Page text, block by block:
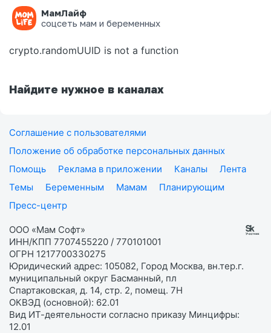
МамЛайф
соцсеть мам и беременных
Ошибка на странице
crypto.randomUUID is not a function
Найдите нужное в каналах
Соглашение с пользователями
Положение об обработке персональных данных
Помощь
Реклама в приложении Каналы
Лента
Темы
Беременным Мамам
Планирующим
Пресс-центр
ООО «Мам Софт»
ИНН/КПП 7707455220 / 770101001
ОГРН 1217700330275
Юридический адрес: 105082, Город Москва, вн.тер.г.
муниципальный округ Басманный, пл
Спартаковская, д. 14, стр. 2, помещ. 7Н
ОКВЭД (основной): 62.01
Вид ИТ-деятельности согласно приказу Минцифры:
12.01